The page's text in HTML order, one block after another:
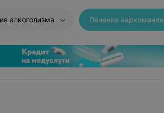
алкоголизма Лечение наркомании